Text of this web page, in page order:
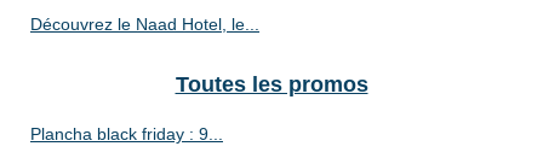
Découvrez le Naad Hotel, le...
Toutes les promos
Plancha black friday : 9...